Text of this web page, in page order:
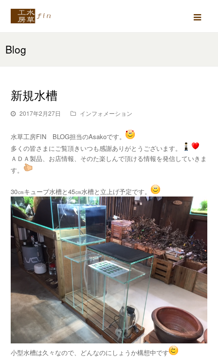
Blog
新規水槽
2017年2月27日 インフォメーション
水草工房FIN BLOG担当のAsakoです。
多くの皆さまにご覧頂きいつも感謝ありがとうございます。
ＡＤＡ製品、お店情報、そのた楽しんで頂ける情報を発信していきま
す。
30㎝キューブ水槽と45㎝水槽と立上げ予定です。
小型水槽は久々なので、どんなのにしょうか構想中です